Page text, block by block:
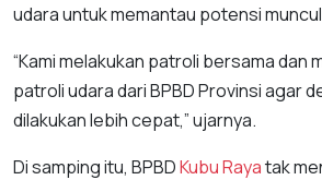
udara untuk memantau potensi
“Kami melakukan patroli bersama dan
patroli udara dari BPBD Provinsi agar
dilakukan lebih cepat,” ujarnya.
Di samping itu, BPBDKubu Rayatak